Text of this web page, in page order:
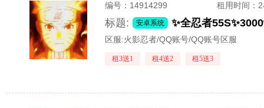
编号： 14914299 租用时间 ：
标题: 安卓系统
区服:火影忍者/QQ账号/QQ账号区服
租3送1 租4送2 租5送3